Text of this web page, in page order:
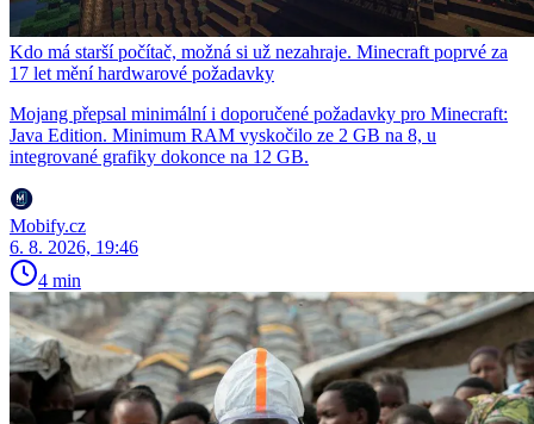
Kdo má starší počítač, možná si už nezahraje. Minecraft poprvé za
17 let mění hardwarové požadavky
Mojang přepsal minimální i doporučené požadavky pro Minecraft:
Java Edition. Minimum RAM vyskočilo ze 2 GB na 8, u
integrované grafiky dokonce na 12 GB.
Mobify.cz
6. 8. 2026, 19:46
4 min